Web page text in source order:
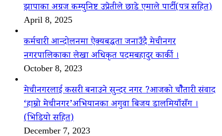
झापाका अग्रज कम्युनिष्ट उप्रेतीले छाडे एमाले पार्टी(पत्र सहित)
April 8, 2025
कर्मचारी आन्दोलनमा ऐक्यबद्धता जनाउँदै मेचीनगर
नगरपालिकाका लेखा अधिकृत पदमबहादुर कार्की ।
October 8, 2023
मेचीनगरलाई कसरी बनाउने सुन्दर नगर ?आजको चौैतारी संवाद
‘हाम्रो मेचीनगर’अभियानका अगुवा बिजय डालमियाँसँग ।
(भिडियो सहित)
December 7, 2023